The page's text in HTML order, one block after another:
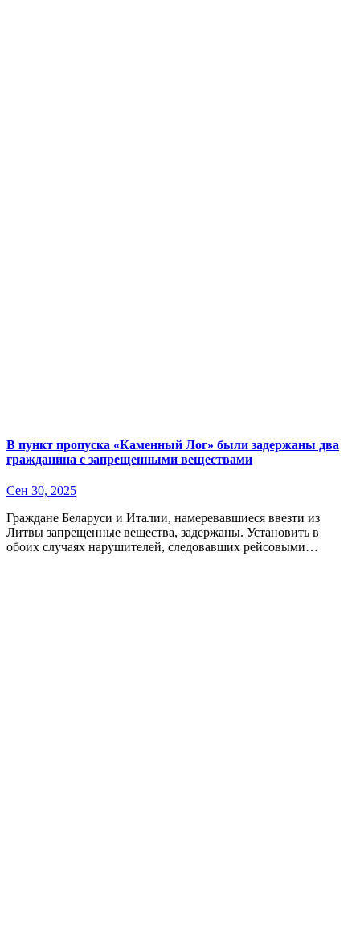
В пункт пропуска «Каменный Лог» были задержаны два
гражданина с запрещенными веществами
Сен 30, 2025
Граждане Беларуси и Италии, намеревавшиеся ввезти из
Литвы запрещенные вещества, задержаны. Установить в
обоих случаях нарушителей, следовавших рейсовыми…